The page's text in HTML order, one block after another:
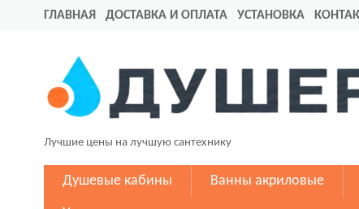
ГЛАВНАЯ ДОСТАВКА И ОПЛАТА УСТАНОВКА
Лучшие цены на лучшую сантехнику
Душевые кабины Ванны акриловые